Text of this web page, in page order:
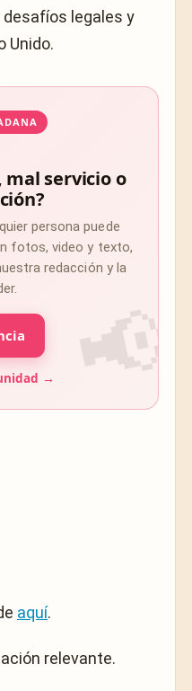
legales y
Unido.
mal servicio o
persona puede
fotos, video y texto,
redacción y la
→
aquí.
relevante.